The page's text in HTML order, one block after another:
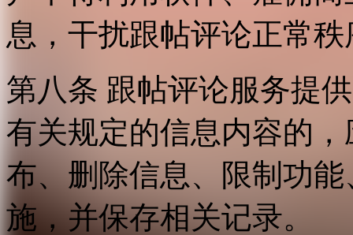
息，干扰跟帖评论正常
第八条 跟帖评论服务提
有关规定的信息内容的
布、删除信息、限制功
施，并保存相关记录。